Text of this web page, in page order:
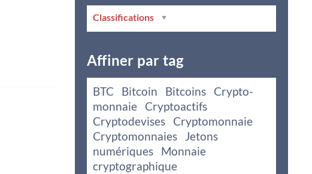
Classifications
Affiner par tag
BTC Bitcoin Bitcoins
Crypto-
monnaie
Cryptoactifs
Cryptodevises
Cryptomonnaie
Cryptomonnaies
Jetons
numériques
Monnaie
cryptographique